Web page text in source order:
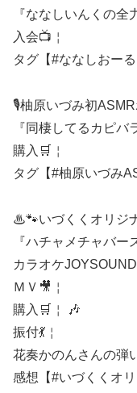
『ななしいんくの全
入会📺￤
タグ【#ななしおーる
🎙柚原いづみ初
『同棲してるカピバ
購入🛒￤
タグ【#柚原いづみ
♨🐾いづくくオリジ
『ハチャメチャバー
カラオケ
ＭＶ🎥￤
購入🛒￤ 🎶
振付💃￤
花奏かのんさんの弾
感想【#いづくくオリ